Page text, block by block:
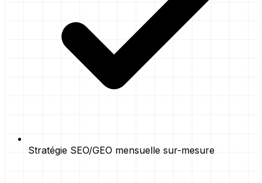
Stratégie SEO/GEO mensuelle sur-mesure